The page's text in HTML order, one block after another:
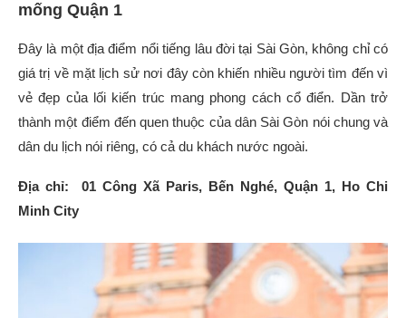
mống Quận 1
Đây là một địa điểm nổi tiếng lâu đời tại Sài Gòn, không chỉ có
giá trị về mặt lịch sử nơi đây còn khiến nhiều người tìm đến vì
vẻ đẹp của lối kiến trúc mang phong cách cổ điển. Dần trở
thành một điểm đến quen thuộc của dân Sài Gòn nói chung và
dân du lịch nói riêng, có cả du khách nước ngoài.
Địa chỉ: 01 Công Xã Paris, Bến Nghé, Quận 1, Ho Chi
Minh City